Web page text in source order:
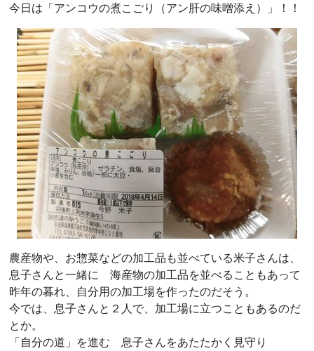
今日は「アンコウの煮こごり（アン肝の味噌添え）」！！
農産物や、お惣菜などの加工品も並べている米子さんは、
息子さんと一緒に 海産物の加工品を並べることもあって
昨年の暮れ、自分用の加工場を作ったのだそう。
今では、息子さんと２人で、加工場に立つこともあるのだ
とか。
「自分の道」を進む 息子さんをあたたかく見守り